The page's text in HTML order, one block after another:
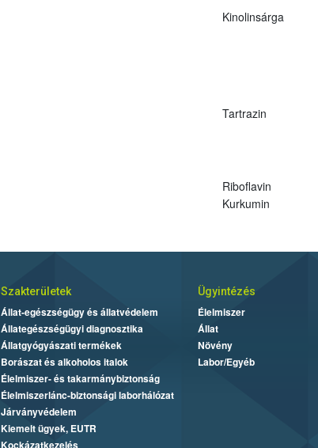
Kinolinsárga
Tartrazin
Riboflavin
Kurkumin
Szakterületek
Állat-egészségügy és állatvédelem
Állategészségügyi diagnosztika
Állatgyógyászati termékek
Borászat és alkoholos italok
Élelmiszer- és takarmánybiztonság
Élelmiszerlánc-biztonsági laborhálózat
Járványvédelem
Kiemelt ügyek, EUTR
Kockázatkezelés
Ügyintézés
Élelmiszer
Állat
Növény
Labor/Egyéb